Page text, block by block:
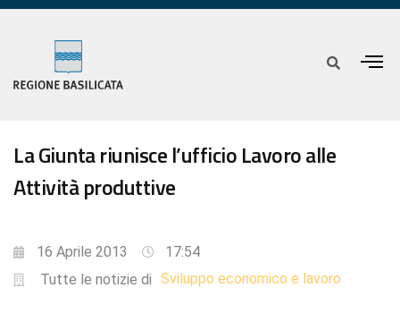
La Giunta riunisce l’ufficio Lavoro alle
Attività produttive
16 Aprile 2013
17:54
Tutte le notizie di Sviluppo economico e lavoro